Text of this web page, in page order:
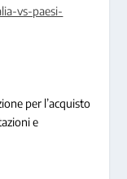
vs-paesi-
per l’acquisto
e